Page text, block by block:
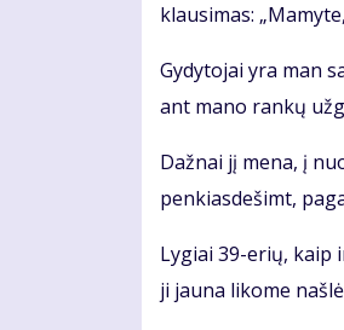
klau­si­mas:
Gy­dy­to­jai yra man
ant ma­no ran­kų
Daž­nai jį me­na, į
pen­kias­de­šimt,
Ly­giai 39-erių, kaip
ji jau­na li­ko­me